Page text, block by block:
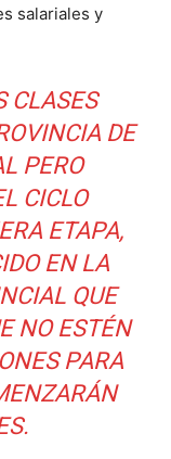
salariales y
CLASES
DE
PERO
CICLO
ETAPA,
EN LA
QUE
NO ESTÉN
PARA